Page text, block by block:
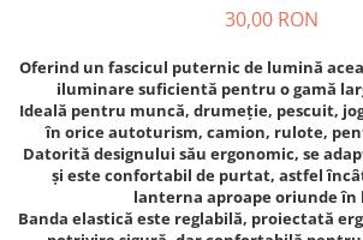
Seminte de Gulii
Seminte de Leustean
Seminte de Patrunjel
Seminte de praz
Seminte dovleac decorativ
Seminte dovlecel / dovleac
30,00 RON
Oferind un fascicul puternic de lumină
iluminare suficientă pentru o gamă
Ideală pentru muncă, drumeție, pescuit,
în orice autoturism, camion, rulote,
Datorită designului său ergonomic, se
și este confortabil de purtat, astfel
lanterna aproape oriunde în
Banda elastică este reglabilă, proiectată